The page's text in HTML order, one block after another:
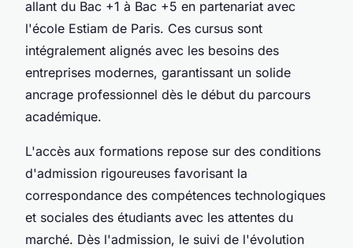
allant du Bac +1 à Bac +5 en partenariat avec
l'école Estiam de Paris. Ces cursus sont
intégralement alignés avec les besoins des
entreprises modernes, garantissant un solide
ancrage professionnel dès le début du parcours
académique.
L'accès aux formations repose sur des conditions
d'admission rigoureuses favorisant la
correspondance des compétences technologiques
et sociales des étudiants avec les attentes du
marché. Dès l'admission, le suivi de l'évolution